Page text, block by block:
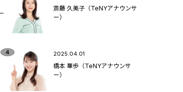
斎藤 久美子（TeNYアナウンサ
ー）
2025.04.01
橋本 華歩（TeNYアナウンサ
ー）